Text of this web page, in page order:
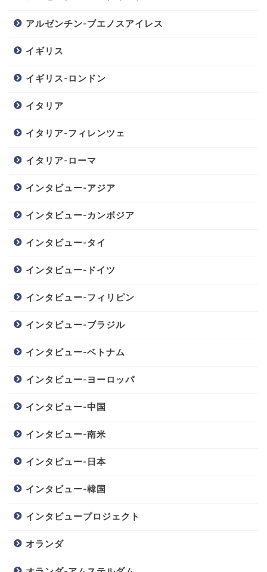
アルゼンチン-ブエノスアイレス
イギリス
イギリス-ロンドン
イタリア
イタリア-フィレンツェ
イタリア-ローマ
インタビュー-アジア
インタビュー-カンボジア
インタビュー-タイ
インタビュー-ドイツ
インタビュー-フィリピン
インタビュー-ブラジル
インタビュー-ベトナム
インタビュー-ヨーロッパ
インタビュー-中国
インタビュー-南米
インタビュー-日本
インタビュー-韓国
インタビュープロジェクト
オランダ